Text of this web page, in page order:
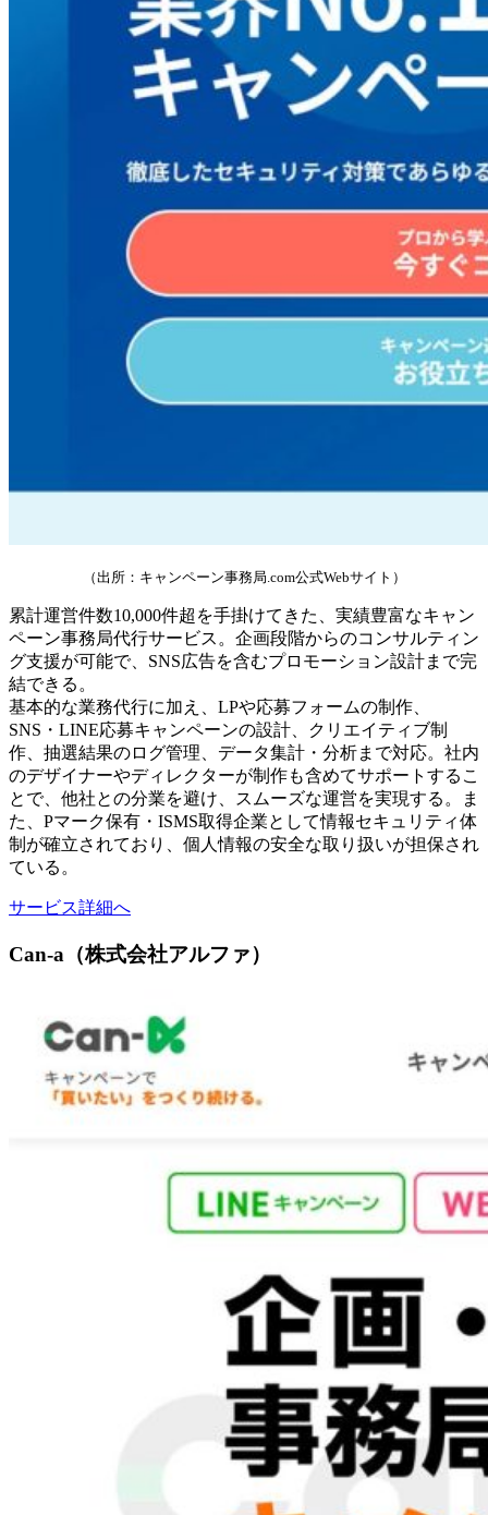
（出所：キャンペーン事務局.com公式Webサイト）
累計運営件数10,000件超を手掛けてきた、実績豊富なキャン
ペーン事務局代行サービス。企画段階からのコンサルティン
グ支援が可能で、SNS広告を含むプロモーション設計まで完
結できる。
基本的な業務代行に加え、LPや応募フォームの制作、
SNS・LINE応募キャンペーンの設計、クリエイティブ制
作、抽選結果のログ管理、データ集計・分析まで対応。社内
のデザイナーやディレクターが制作も含めてサポートするこ
とで、他社との分業を避け、スムーズな運営を実現する。ま
た、Pマーク保有・ISMS取得企業として情報セキュリティ体
制が確立されており、個人情報の安全な取り扱いが担保され
ている。
サービス詳細へ
Can-a（株式会社アルファ）